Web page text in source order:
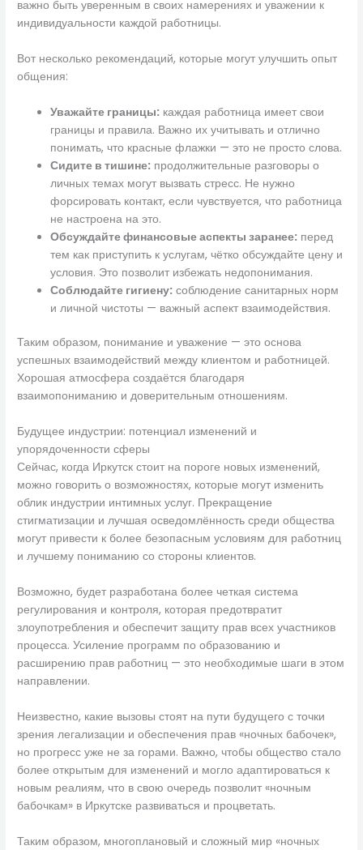
важно быть уверенным в своих намерениях и уважении к
индивидуальности каждой работницы.
Вот несколько рекомендаций, которые могут улучшить опыт
общения:
Уважайте границы: каждая работница имеет свои
границы и правила. Важно их учитывать и отлично
понимать, что красные флажки — это не просто слова.
Сидите в тишине: продолжительные разговоры о
личных темах могут вызвать стресс. Не нужно
форсировать контакт, если чувствуется, что работница
не настроена на это.
Обсуждайте финансовые аспекты заранее: перед
тем как приступить к услугам, чётко обсуждайте цену и
условия. Это позволит избежать недопонимания.
Соблюдайте гигиену: соблюдение санитарных норм
и личной чистоты — важный аспект взаимодействия.
Таким образом, понимание и уважение — это основа
успешных взаимодействий между клиентом и работницей.
Хорошая атмосфера создаётся благодаря
взаимопониманию и доверительным отношениям.
Будущее индустрии: потенциал изменений и
упорядоченности сферы
Сейчас, когда Иркутск стоит на пороге новых изменений,
можно говорить о возможностях, которые могут изменить
облик индустрии интимных услуг. Прекращение
стигматизации и лучшая осведомлённость среди общества
могут привести к более безопасным условиям для работниц
и лучшему пониманию со стороны клиентов.
Возможно, будет разработана более четкая система
регулирования и контроля, которая предотвратит
злоупотребления и обеспечит защиту прав всех участников
процесса. Усиление программ по образованию и
расширению прав работниц — это необходимые шаги в этом
направлении.
Неизвестно, какие вызовы стоят на пути будущего с точки
зрения легализации и обеспечения прав «ночных бабочек»,
но прогресс уже не за горами. Важно, чтобы общество стало
более открытым для изменений и могло адаптироваться к
новым реалиям, что в свою очередь позволит «ночным
бабочкам» в Иркутске развиваться и процветать.
Таким образом, многоплановый и сложный мир «ночных